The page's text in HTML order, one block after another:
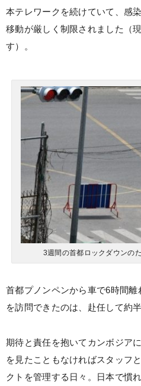
本テレワークを続けていて、感
移動が厳しく制限されました（
す）。
3週間の首都ロックダウンの
首都プノンペンから車で6時間
を訪問できたのは、赴任して約
期待と責任を抱いてカンボジア
を見たこともなければスタッフ
クトを管理する日々。日本で慣